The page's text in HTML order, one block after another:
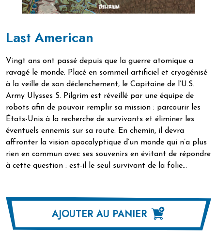
Last American
Vingt ans ont passé depuis que la guerre atomique a
ravagé le monde. Placé en sommeil artificiel et cryogénisé
à la veille de son déclenchement, le Capitaine de l’U.S.
Army Ulysses S. Pilgrim est réveillé par une équipe de
robots afin de pouvoir remplir sa mission : parcourir les
États-Unis à la recherche de survivants et éliminer les
éventuels ennemis sur sa route. En chemin, il devra
affronter la vision apocalyptique d’un monde qui n’a plus
rien en commun avec ses souvenirs en évitant de répondre
à cette question : est-il le seul survivant de la folie…
AJOUTER AU PANIER